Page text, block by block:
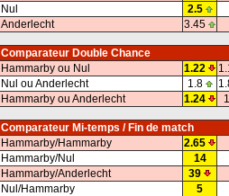
Nul
2.5
Anderlecht
3.45
Comparateur Double Chance
Hammarby ou Nul
1.22
Nul ou Anderlecht
1.8
Hammarby ou Anderlecht
1.24
Comparateur Mi-temps / Fin de match
Hammarby/Hammarby
2.65
Hammarby/Nul
14
Hammarby/Anderlecht
39
Nul/Hammarby
5